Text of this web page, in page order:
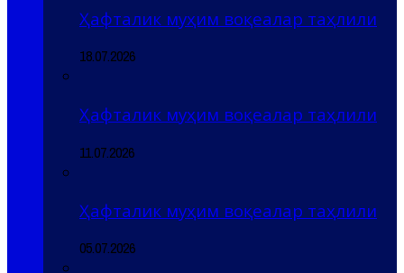
Ҳафталик муҳим воқеалар таҳлили
18.07.2026
Ҳафталик муҳим воқеалар таҳлили
11.07.2026
Ҳафталик муҳим воқеалар таҳлили
05.07.2026